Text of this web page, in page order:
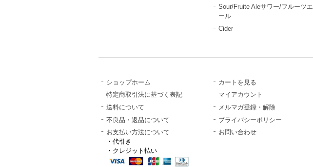
Sour/Fruite Aleサワー/フルーツエ
ール
Cider
ショップホーム
特定商取引法に基づく表記
送料について
不良品・返品について
お支払い方法について
・代引き
・クレジット払い
カートを見る
マイアカウント
メルマガ登録・解除
プライバシーポリシー
お問い合わせ